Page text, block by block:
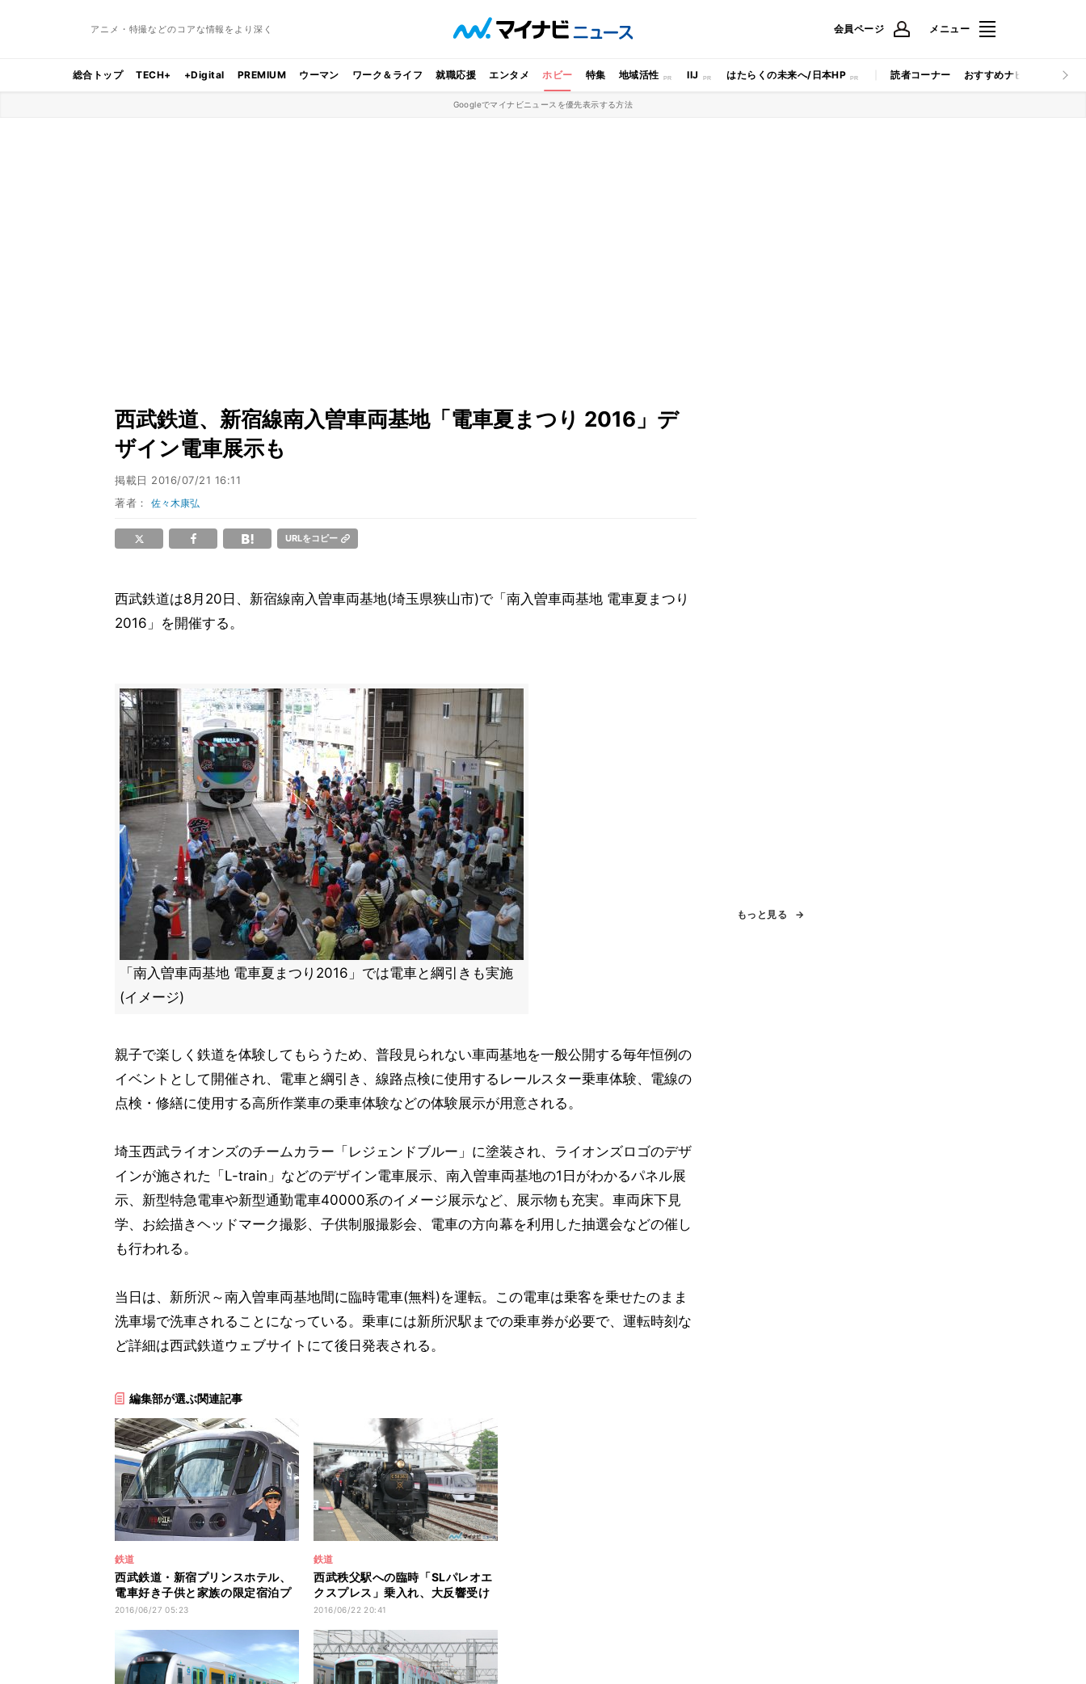
アニメ・特撮などのコアな情報をより深く 会員ページ メニュー
総合トップ TECH+ +Digital PREMIUM ウーマン ワーク＆ライフ 就職応援 エンタメ ホビー 特集 地域活性 IIJ はたらくの未来へ/日本HP 読者コーナー おすすめナビ マイナビ
Googleでマイナビニュースを優先表示する方法
西武鉄道、新宿線南入曽車両基地「電車夏まつり 2016」デ
ザイン電車展示も
掲載日 2016/07/21 16:11
著者：佐々木康弘
URLをコピー
西武鉄道は8月20日、新宿線南入曽車両基地(埼玉県狭山市)で「南入曽車両基地 電車夏まつり
2016」を開催する。
「南入曽車両基地 電車夏まつり2016」では電車と綱引きも実施
(イメージ)
親子で楽しく鉄道を体験してもらうため、普段見られない車両基地を一般公開する毎年恒例の
イベントとして開催され、電車と綱引き、線路点検に使用するレールスター乗車体験、電線の
点検・修繕に使用する高所作業車の乗車体験などの体験展示が用意される。
埼玉西武ライオンズのチームカラー「レジェンドブルー」に塗装され、ライオンズロゴのデザ
インが施された「L-train」などのデザイン電車展示、南入曽車両基地の1日がわかるパネル展
示、新型特急電車や新型通勤電車40000系のイメージ展示など、展示物も充実。車両床下見
学、お絵描きヘッドマーク撮影、子供制服撮影会、電車の方向幕を利用した抽選会などの催し
も行われる。
当日は、新所沢～南入曽車両基地間に臨時電車(無料)を運転。この電車は乗客を乗せたのまま
洗車場で洗車されることになっている。乗車には新所沢駅までの乗車券が必要で、運転時刻な
ど詳細は西武鉄道ウェブサイトにて後日発表される。
編集部が選ぶ関連記事
鉄道
西武鉄道・新宿プリンスホテル、
電車好き子供と家族の限定宿泊プ
ラン発売へ
2016/06/27 05:23
鉄道
西武秩父駅への臨時「SLパレオエ
クスプレス」乗入れ、大反響受け
今夏も実施
2016/06/22 20:41
もっと見る